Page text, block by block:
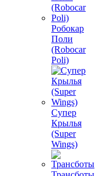
Робокар
Поли
(Robocar
Poli)
Супер
Крылья
(Super
Wings)